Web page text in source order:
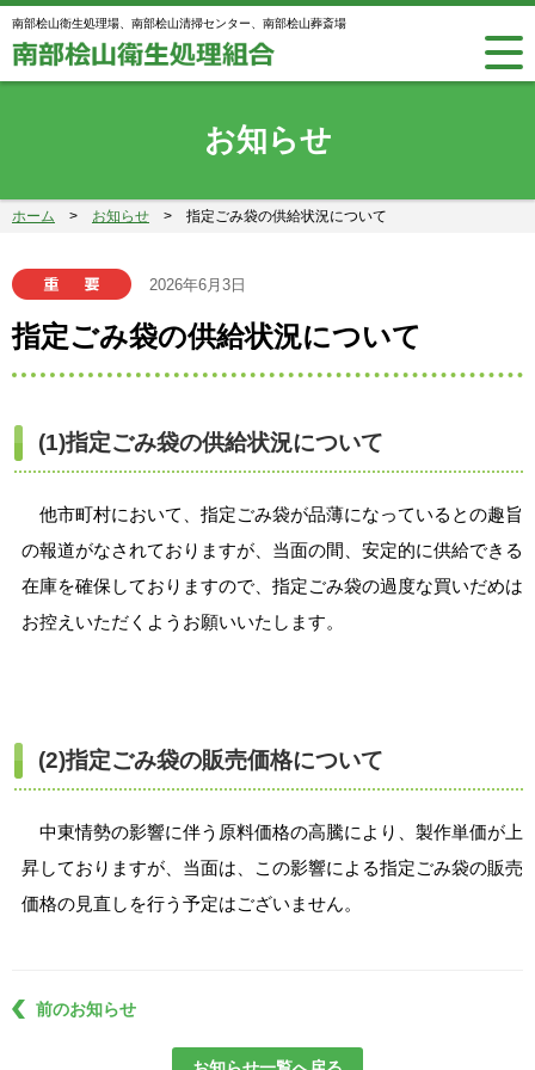
南部桧山衛生処理場、南部桧山清掃センター、南部桧山葬斎場
お知らせ
ホーム > お知らせ > 指定ごみ袋の供給状況について
2026年6月3日
指定ごみ袋の供給状況について
(1)指定ごみ袋の供給状況について
他市町村において、指定ごみ袋が品薄になっているとの趣旨
の報道がなされておりますが、当面の間、安定的に供給できる
在庫を確保しておりますので、指定ごみ袋の過度な買いだめは
お控えいただくようお願いいたします。
(2)指定ごみ袋の販売価格について
中東情勢の影響に伴う原料価格の高騰により、製作単価が上
昇しておりますが、当面は、この影響による指定ごみ袋の販売
価格の見直しを行う予定はございません。
前のお知らせ